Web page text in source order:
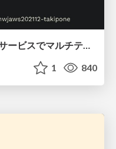
AWSネットワークリソースをサービスでマルチテナントに 提供するときのスケーラビリティ / nwjaws202112-takipone
1 840